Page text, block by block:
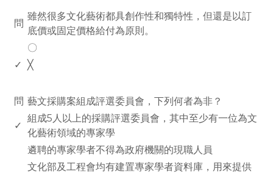
問
雖然很多文化藝術都具創作性和獨特性，但還是以訂
底價或固定價格給付為原則。
〇
✓ ╳
問 藝文採購案組成評選委員會，下列何者為非？
✓
組成5人以上的採購評選委員會，其中至少有一位為文
化藝術領域的專家學
遴聘的專家學者不得為政府機關的現職人員
文化部及工程會均有建置專家學者資料庫，用來提供